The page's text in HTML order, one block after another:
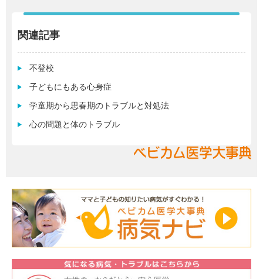
関連記事
不登校
子どもにもある心身症
学童期から思春期のトラブルと対処法
心の問題と体のトラブル